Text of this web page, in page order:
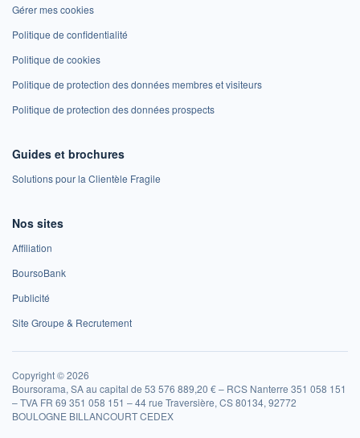
Gérer mes cookies
Politique de confidentialité
Politique de cookies
Politique de protection des données membres et visiteurs
Politique de protection des données prospects
Guides et brochures
Solutions pour la Clientèle Fragile
Nos sites
Affiliation
BoursoBank
Publicité
Site Groupe & Recrutement
Copyright © 2026
Boursorama, SA au capital de 53 576 889,20 € – RCS Nanterre 351 058 151
– TVA FR 69 351 058 151 – 44 rue Traversière, CS 80134, 92772
BOULOGNE BILLANCOURT CEDEX